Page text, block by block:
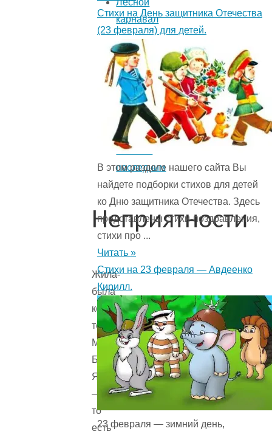
карнавал
Прилипшие
мальчики
Совет
ведьм
Кто
смеется
последним
Неприятности
Жила-
была
когда-
то
Маленькая
Баба-
Яга
—
то
есть
Стихи на День защитника Отечества
(23 февраля) для детей.
В этом разделе нашего сайта Вы
найдете подборки стихов для детей
ко Дню защитника Отечества. Здесь
представлены стихи-поздравления,
стихи про ...
Читать »
Стихи на 23 февраля — Авдеенко
Кирилл.
23 февраля — зимний день,